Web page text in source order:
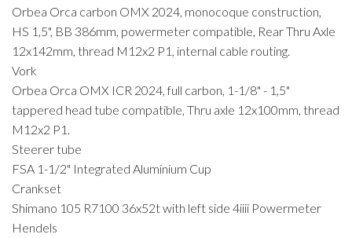
Orbea Orca carbon OMX 2024, monocoque construction,
HS 1,5", BB 386mm, powermeter compatible, Rear Thru Axle
12x142mm, thread M12x2 P1, internal cable routing.
Vork
Orbea Orca OMX ICR 2024, full carbon, 1-1/8" - 1,5"
tappered head tube compatible, Thru axle 12x100mm, thread
M12x2 P1.
Steerer tube
FSA 1-1/2" Integrated Aluminium Cup
Crankset
Shimano 105 R7100 36x52t with left side 4iiii Powermeter
Hendels